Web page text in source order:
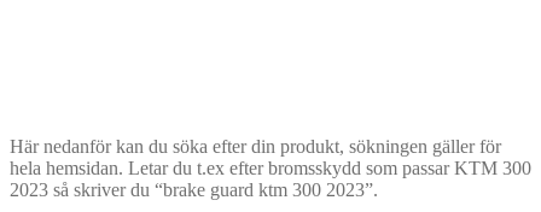
Här nedanför kan du söka efter din produkt, sökningen gäller för
hela hemsidan. Letar du t.ex efter bromsskydd som passar KTM 300
2023 så skriver du “brake guard ktm 300 2023”.